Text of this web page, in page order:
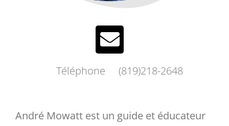
André Mowatt est un guide et éducateur
Téléphone (819)218-2648